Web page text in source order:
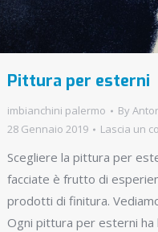
Pittura per esterni
imbianchini palermo By
28 Gennaio 2019
Lascia un
Scegliere la pittura per
facciate è frutto di
prodotti di finitura.
Ogni pittura per esterni ha